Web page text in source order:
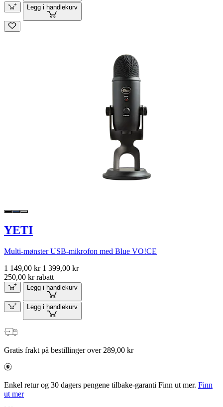
Legg i handlekurv
YETI
Multi-mønster USB-mikrofon med Blue VO!CE
1 149,00 kr 1 399,00 kr
250,00 kr rabatt
Legg i handlekurv
Legg i handlekurv
Gratis frakt på bestillinger over 289,00 kr
Enkel retur og 30 dagers pengene tilbake-garanti Finn ut mer. Finn
ut mer